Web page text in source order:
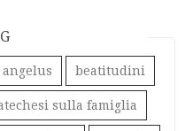
angelus beatitudini
sulla famiglia